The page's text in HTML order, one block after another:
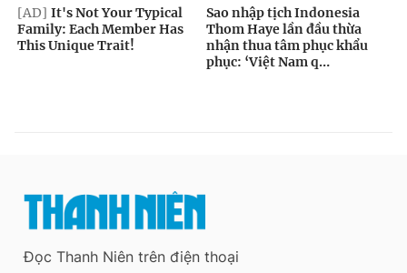
Đọc Thanh Niên trên điện thoại